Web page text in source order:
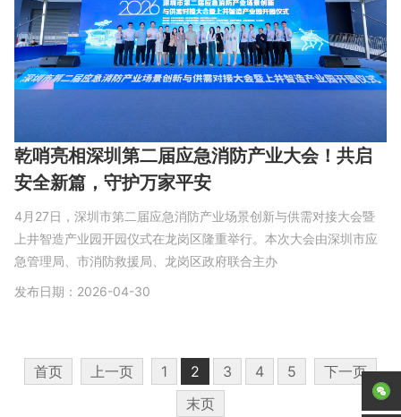
乾哨亮相深圳第二届应急消防产业大会！共启
安全新篇，守护万家平安
4月27日，深圳市第二届应急消防产业场景创新与供需对接大会暨
上井智造产业园开园仪式在龙岗区隆重举行。本次大会由深圳市应
急管理局、市消防救援局、龙岗区政府联合主办
发布日期：2026-04-30
首页 上一页 1 2 3 4 5
下一页
末页